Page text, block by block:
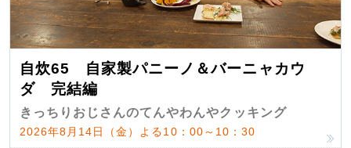
自炊65 自家製パニーノ＆バーニャカウ
ダ 完結編
きっちりおじさんのてんやわんやクッキング
2026年8月14日（金）よる10：00～10：30